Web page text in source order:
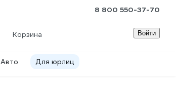
8 800 550-37-70
Корзина Войти
Авто Для юрлиц